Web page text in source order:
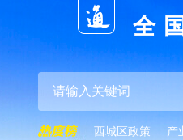
全
西城区政策 产